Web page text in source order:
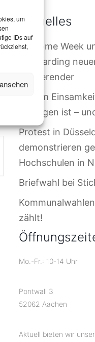
um
IDs auf
Aktuelles
Welcome Week
Onboarding
Studierender
Warum
Versagen ist –
Protest in
demonstrieren
Hochschulen in
Briefwahl bei
zählt!
Mo.-Fr.: 10-14 Uhr
Pontwall 3
52062 Aachen
Aktuell bieten wir